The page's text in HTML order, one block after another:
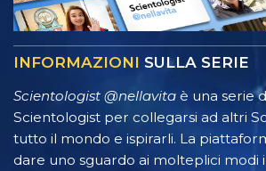
INFORMAZIONI SULLA SERIE
Scientologist @nellavita è una serie
Scientologist per collegarsi ad altri
tutto il mondo e ispirarli. La
dare uno sguardo ai molteplici modi